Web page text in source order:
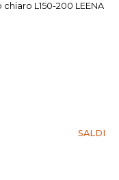
L150-200 LEENA
SALDI